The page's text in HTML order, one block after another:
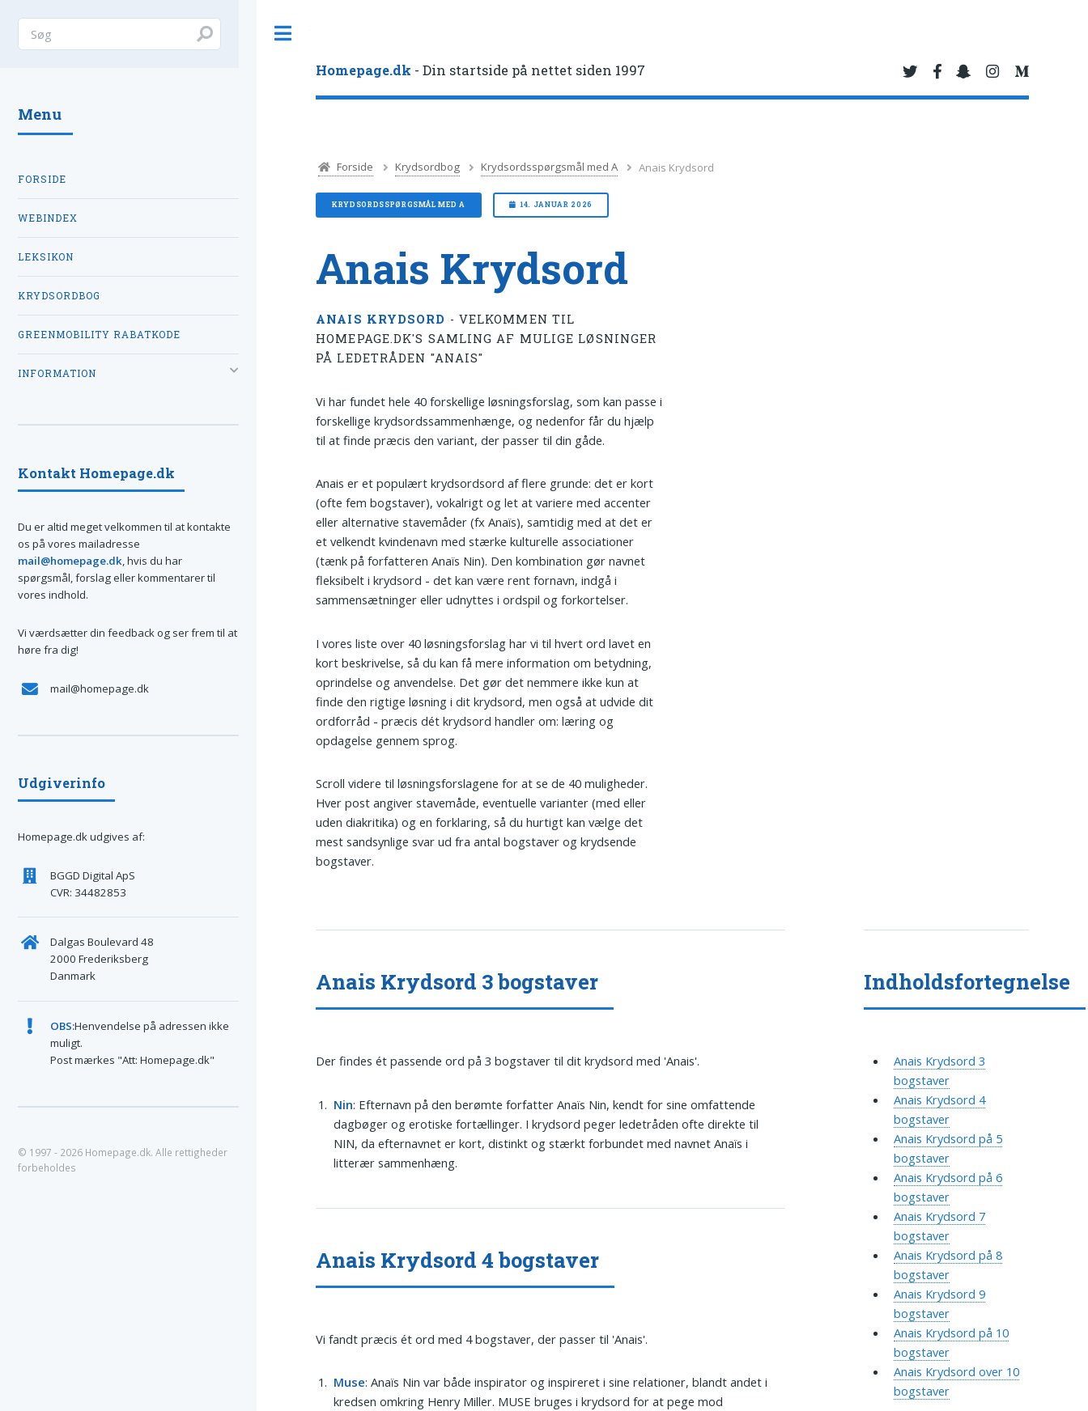
Homepage.dk - Din startside på nettet siden 1997
Forside Krydsordbog Krydsordsspørgsmål med A Anais Krydsord
KRYDSORDSSPØRGSMÅL MED A 14. JANUAR 2026
Anais Krydsord
ANAIS KRYDSORD - VELKOMMEN TIL
HOMEPAGE.DK'S SAMLING AF MULIGE LØSNINGER
PÅ LEDETRÅDEN "ANAIS"
Vi har fundet hele 40 forskellige løsningsforslag, som kan passe i
forskellige krydsordssammenhænge, og nedenfor får du hjælp
til at finde præcis den variant, der passer til din gåde.
Anais er et populært krydsordsord af flere grunde: det er kort
(ofte fem bogstaver), vokalrigt og let at variere med accenter
eller alternative stavemåder (fx Anaïs), samtidig med at det er
et velkendt kvindenavn med stærke kulturelle associationer
(tænk på forfatteren Anaïs Nin). Den kombination gør navnet
fleksibelt i krydsord - det kan være rent fornavn, indgå i
sammensætninger eller udnyttes i ordspil og forkortelser.
I vores liste over 40 løsningsforslag har vi til hvert ord lavet en
kort beskrivelse, så du kan få mere information om betydning,
oprindelse og anvendelse. Det gør det nemmere ikke kun at
finde den rigtige løsning i dit krydsord, men også at udvide dit
ordforråd - præcis dét krydsord handler om: læring og
opdagelse gennem sprog.
Scroll videre til løsningsforslagene for at se de 40 muligheder.
Hver post angiver stavemåde, eventuelle varianter (med eller
uden diakritika) og en forklaring, så du hurtigt kan vælge det
mest sandsynlige svar ud fra antal bogstaver og krydsende
bogstaver.
Anais Krydsord 3 bogstaver
Der findes ét passende ord på 3 bogstaver til dit krydsord med 'Anais'.
Nin: Efternavn på den berømte forfatter Anaïs Nin, kendt for sine omfattende
dagbøger og erotiske fortællinger. I krydsord peger ledetråden ofte direkte til
NIN, da efternavnet er kort, distinkt og stærkt forbundet med navnet Anaïs i
litterær sammenhæng.
Anais Krydsord 4 bogstaver
Vi fandt præcis ét ord med 4 bogstaver, der passer til 'Anais'.
Muse: Anaïs Nin var både inspirator og inspireret i sine relationer, blandt andet i
kredsen omkring Henry Miller. MUSE bruges i krydsord for at pege mod
Indholdsfortegnelse
Anais Krydsord 3
bogstaver
Anais Krydsord 4
bogstaver
Anais Krydsord på 5
bogstaver
Anais Krydsord på 6
bogstaver
Anais Krydsord 7
bogstaver
Anais Krydsord på 8
bogstaver
Anais Krydsord 9
bogstaver
Anais Krydsord på 10
bogstaver
Anais Krydsord over 10
bogstaver
Menu
FORSIDE
WEBINDEX
LEKSIKON
KRYDSORDBOG
GREENMOBILITY RABATKODE
INFORMATION
Kontakt Homepage.dk
Du er altid meget velkommen til at kontakte
os på vores mailadresse
mail@homepage.dk, hvis du har
spørgsmål, forslag eller kommentarer til
vores indhold.
Vi værdsætter din feedback og ser frem til at
høre fra dig!
mail@homepage.dk
Udgiverinfo
Homepage.dk udgives af:
BGGD Digital ApS
CVR: 34482853
Dalgas Boulevard 48
2000 Frederiksberg
Danmark
OBS:Henvendelse på adressen ikke
muligt.
Post mærkes "Att: Homepage.dk"
© 1997 - 2026 Homepage.dk. Alle rettigheder
forbeholdes